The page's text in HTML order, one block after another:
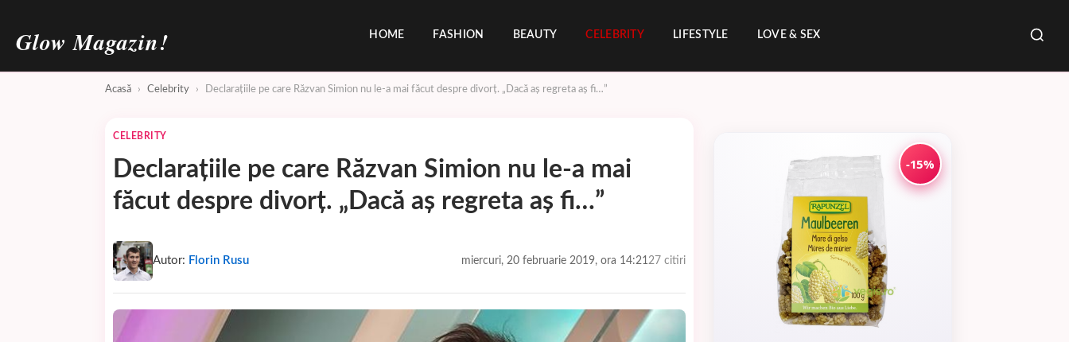
Glow Magazin! HOME FASHION BEAUTY CELEBRITY LIFESTYLE LOVE & SEX
Acasă › Celebrity › Declarațiile pe care Răzvan Simion nu le-a mai făcut despre divorț. „Dacă aș regreta aș fi…”
CELEBRITY
Declarațiile pe care Răzvan Simion nu le-a mai
făcut despre divorț. „Dacă aș regreta aș fi…”
Autor: Florin Rusu miercuri, 20 februarie 2019, ora 14:2127 citiri
-15%